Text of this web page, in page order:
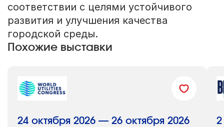
соответствии с целями устойчивого
развития и улучшения качества
городской среды.
Похожие выставки
24 октября 2026 — 26 октября 2026